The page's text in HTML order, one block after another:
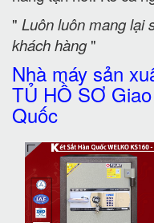
" Luôn luôn mang lại
khách hàng"
Nhà máy sản
TỦ HỒ SƠ
Quốc